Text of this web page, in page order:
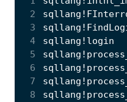
2
3
4
5
6
7
8